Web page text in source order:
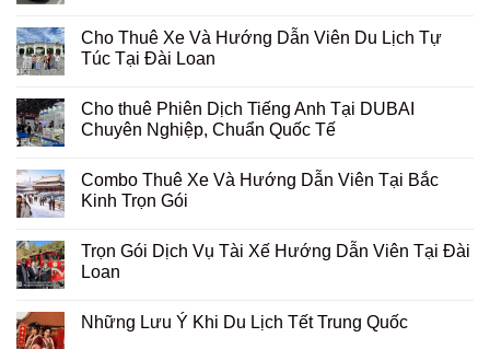
Cho Thuê Xe Và Hướng Dẫn Viên Du Lịch Tự
Túc Tại Đài Loan
Cho thuê Phiên Dịch Tiếng Anh Tại DUBAI
Chuyên Nghiệp, Chuẩn Quốc Tế
Combo Thuê Xe Và Hướng Dẫn Viên Tại Bắc
Kinh Trọn Gói
Trọn Gói Dịch Vụ Tài Xế Hướng Dẫn Viên Tại Đài
Loan
Những Lưu Ý Khi Du Lịch Tết Trung Quốc